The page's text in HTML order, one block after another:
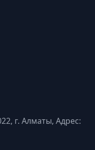
г. Алматы, Адрес: